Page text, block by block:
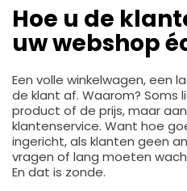
Hoe u de
uw webshop
Een volle winkelwagen, een
de klant af. Waarom? Soms
product of de prijs, maar
klantenservice. Want hoe
ingericht, als klanten geen
vragen of lang moeten
En dat is zonde.